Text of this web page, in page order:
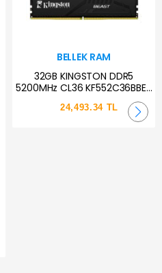
BELLEK RAM
32GB KINGSTON DDR5
5200MHz CL36 KF552C36BBE-
32TR KINGSTON BEAST
24,493.34 TL